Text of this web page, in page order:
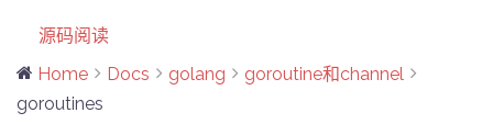
源码阅读
Home
Docs golang
goroutine和channel
goroutines